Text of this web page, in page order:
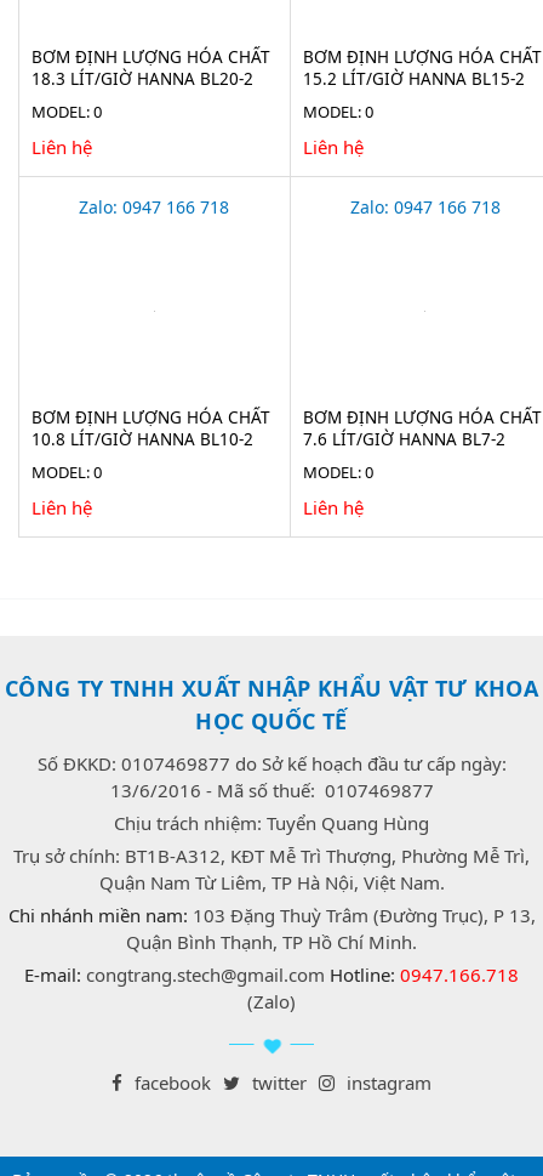
BƠM ĐỊNH LƯỢNG HÓA CHẤT
18.3 LÍT/GIỜ HANNA BL20-2
MODEL: 0
Liên hệ
BƠM ĐỊNH LƯỢNG HÓA CHẤT
15.2 LÍT/GIỜ HANNA BL15-2
MODEL: 0
Liên hệ
Zalo: 0947 166 718
BƠM ĐỊNH LƯỢNG HÓA CHẤT
10.8 LÍT/GIỜ HANNA BL10-2
MODEL: 0
Liên hệ
Zalo: 0947 166 718
BƠM ĐỊNH LƯỢNG HÓA CHẤT
7.6 LÍT/GIỜ HANNA BL7-2
MODEL: 0
Liên hệ
CÔNG TY TNHH XUẤT NHẬP KHẨU VẬT TƯ KHOA
HỌC QUỐC TẾ
Số ĐKKD: 0107469877 do Sở kế hoạch đầu tư cấp ngày:
13/6/2016 - Mã số thuế: 0107469877
Chịu trách nhiệm: Tuyển Quang Hùng
Trụ sở chính: BT1B-A312, KĐT Mễ Trì Thượng, Phường Mễ Trì,
Quận Nam Từ Liêm, TP Hà Nội, Việt Nam.
Chi nhánh miền nam: 103 Đặng Thuỳ Trâm (Đường Trục), P 13,
Quận Bình Thạnh, TP Hồ Chí Minh.
E-mail: congtrang.stech@gmail.com Hotline: 0947.166.718
(Zalo)
facebook twitter instagram